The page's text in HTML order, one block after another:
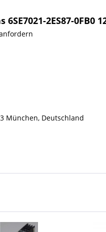
2ES87-
München, Deutschland